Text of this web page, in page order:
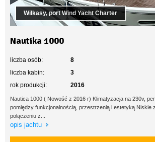
Wilkasy, port Wind Yacht Charter
Nautika 1000
liczba osób:
8
liczba kabin:
3
rok produkcji:
2016
Nautica 1000 ( Nowość z 2016 r) Klimatyzacja na 230v,
pomiędzy funkcjonalnością, przestrzenią i estetyką.Niskie
połączeniu z...
opis jachtu